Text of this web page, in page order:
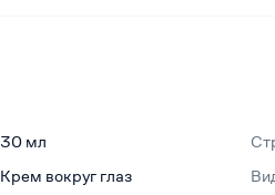
30 мл
Крем вокруг глаз